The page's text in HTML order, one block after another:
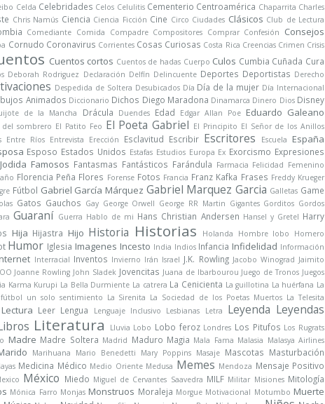
Celda Celebridades Celos Celulitis Cementerio Centroamérica Chaparrita Charles
Chris Namús Ciencia Ciencia Ficción Cine Circo Ciudades Clásicos Club de Lectura
Comediante Comida Compadre Compositores Comprar Confesión Consejos
Cornudo Coronavirus Corrientes Cosas Curiosas Costa Rica Creencias Crimen Crisis
Cuentos cortos Cuentos de hadas Cuerpo Culos Cumbia Cuñada Cura
Deborah Rodriguez Declaración Delfín Delincuente Deportes Deportistas Derecho
Despedida de Soltera Desubicados Día Día de la mujer Día Internacional
Animados Diccionario Dichos Diego Maradona Dinamarca Dinero Dios Disney
de la Mancha Drácula Duendes Edad Edgar Allan Poe Eduardo Galeano
sombrero El Patito Feo El Poeta Gabriel El Principito El Señor de los Anillos
Entre Ríos Entrevista Erección Esclavitud Escribir Escritores Escuela España
Esposo Estados Unidos Estafas Estudios Europa Ex Exorcismo Expresiones
Famosos Fantasmas Fantásticos Farándula Farmacia Felicidad Femenino
Florencia Peña Flores Forense Fotos Francia Franz Kafka Frases Freddy Krueger
Fútbol Gabriel García Márquez Gabriel Marquez Garcia Galletas Game
Gatos Gauchos Gay George Orwell George RR Martin Gigantes Gorditos Gordos
Guaraní Guerra Hablo de mi Hans Christian Andersen Hansel y Gretel Harry
Hija Hijastra Hijo Historia Historias Holanda Hombre lobo
Homero
Humor Iglesia Imagenes Incesto India Indios Infancia Infidelidad Información
Interracial Inventos Invierno Irán Israel J.K. Rowling Jacobo Winograd Jaimito
Joanne Rowling John Sladek Jovencitas Juana de Ibarbourou Juego de Tronos Juegos
Karma Kurupi La Bella Durmiente La catrera La Cenicienta La guillotina La huérfana La
un solo sentimiento La Sirenita La Sociedad de los Poetas Muertos La Telesita
Lectura Leer Lengua Lenguaje Inclusivo Lesbianas Letra Leyenda Leyendas
Literatura Lluvia Lobo Lobo feroz Londres Los Pitufos Los Rugrats
Madre Madre Soltera Madrid Maduro Magia Mala Fama Malasia Malasya Airlines
Marihuana Mario Benedetti Mary Poppins Masaje Mascotas Masturbación
Medicina Médico Medio Oriente Medusa Memes Mendoza Mensaje Positivo
México Miedo Miguel de Cervantes Saavedra MILF Militar Misiones Mitología
Mónica Farro Monjas Monstruos Moraleja Morgue Motivacional Motumbo Muerte